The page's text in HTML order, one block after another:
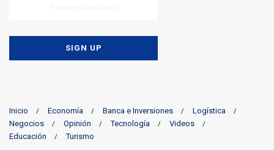
Inicio Economía Banca e Inversiones
Logística
Negocios
Opinión Tecnología
Videos
Educación
Turismo